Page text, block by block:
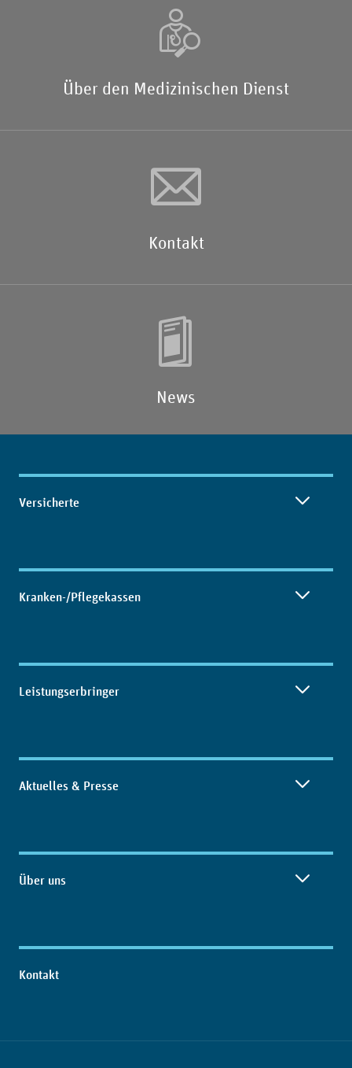
Über den Medizinischen Dienst
Kontakt
News
Inhaltsübersicht
Versicherte
Kranken-/Pflegekassen
Leistungserbringer
Aktuelles & Presse
Über uns
Kontakt